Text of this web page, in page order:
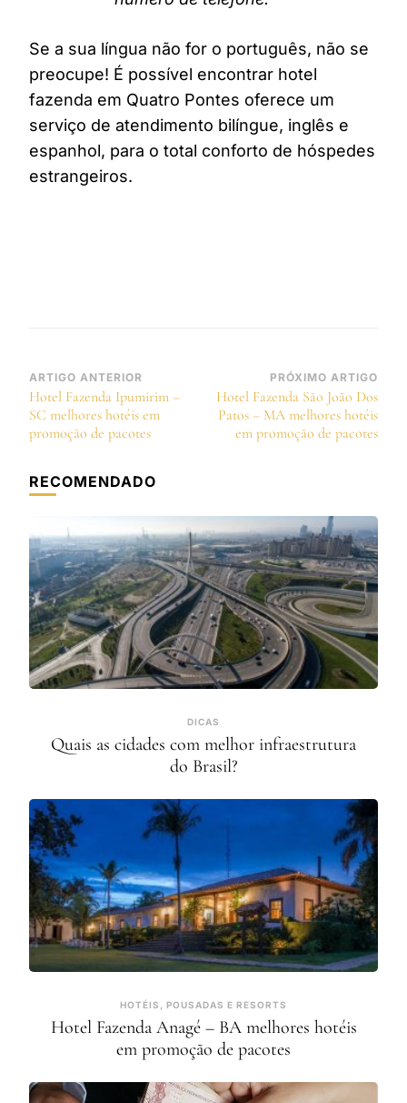
Se a sua língua não for o português, não se
preocupe! É possível encontrar hotel
fazenda em Quatro Pontes oferece um
serviço de atendimento bilíngue, inglês e
espanhol, para o total conforto de hóspedes
estrangeiros.
Navegação
de
post
ARTIGO ANTERIOR
Hotel Fazenda Ipumirim –
SC melhores hotéis em
promoção de pacotes
PRÓXIMO ARTIGO
Hotel Fazenda São João Dos
Patos – MA melhores hotéis
em promoção de pacotes
RECOMENDADO
DICAS
Quais as cidades com melhor infraestrutura
do Brasil?
HOTÉIS, POUSADAS E RESORTS
Hotel Fazenda Anagé – BA melhores hotéis
em promoção de pacotes